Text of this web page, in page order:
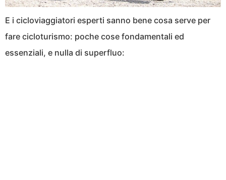
E i cicloviaggiatori esperti sanno bene cosa serve per
fare cicloturismo: poche cose fondamentali ed
essenziali, e nulla di superfluo: